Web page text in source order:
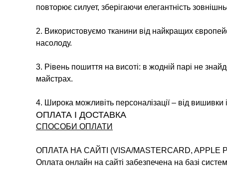
повторює силует, зберігаючи елегантність
2. Використовуємо тканини від найкращих
насолоду.
3. Рівень пошиття на висоті: в жодній парі не
майстрах.
4. Широка можливіть персоналізації – від вишивки
ОПЛАТА І ДОСТАВКА
СПОСОБИ ОПЛАТИ
ОПЛАТА НА САЙТІ (VISA/MASTERCARD, APPLE
Оплата онлайн на сайті забезпечена на базі